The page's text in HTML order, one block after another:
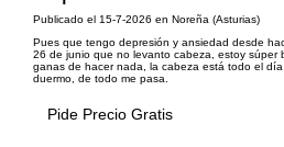
Publicado el 15-7-2026 en Noreña (Asturias)
Pues que tengo depresión y ansiedad desde
26 de junio que no levanto cabeza, estoy súper
ganas de hacer nada, la cabeza está todo el
duermo, de todo me pasa.
Pide Precio Gratis